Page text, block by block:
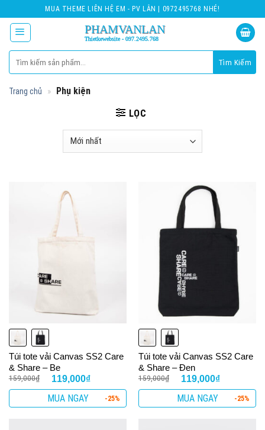
content
MUA THEME LIÊN HỆ EM - PV LÂN | 0972495768 NHÉ!
kiếm:
Trang chủ » Phụ kiện
LỌC
-25%
Túi tote vải Canvas SS2 Care
& Share – Be
159,000₫ 119,000₫
MUA NGAY -25%
Túi tote vải Canvas SS2 Care
& Share – Đen
159,000₫ 119,000₫
MUA NGAY